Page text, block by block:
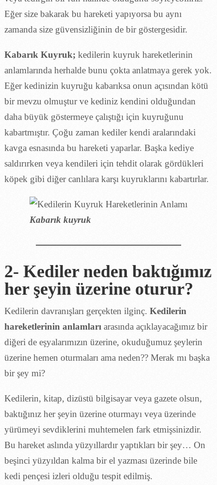
Eğer size bakarak bu hareketi yapıyorsa bu aynı
zamanda size güvensizliğinin de bir göstergesidir.
Kabarık Kuyruk; kedilerin kuyruk hareketlerinin
anlamlarında herhalde bunu çokta anlatmaya gerek yok.
Eğer kedinizin kuyruğu kabarıksa onun açısından kötü
bir mevzu olmuştur ve kediniz kendini olduğundan
daha büyük göstermeye çalıştığı için kuyruğunu
kabartmıştır. Çoğu zaman kediler kendi aralarındaki
kavga esnasında bu hareketi yaparlar. Başka kediye
saldırırken veya kendileri için tehdit olarak gördükleri
köpek gibi diğer canlılara karşı kuyruklarını kabartırlar.
Kabarık kuyruk
2- Kediler neden baktığımız
her şeyin üzerine oturur?
Kedilerin davranışları gerçekten ilginç. Kedilerin
hareketlerinin anlamları arasında açıklayacağımız bir
diğeri de eşyalarımızın üzerine, okuduğumuz şeylerin
üzerine hemen oturmaları ama neden?? Merak mı başka
bir şey mi?
Kedilerin, kitap, dizüstü bilgisayar veya gazete olsun,
baktığınız her şeyin üzerine oturmayı veya üzerinde
yürümeyi sevdiklerini muhtemelen fark etmişsinizdir.
Bu hareket aslında yüzyıllardır yaptıkları bir şey… On
beşinci yüzyıldan kalma bir el yazması üzerinde bile
kedi pençesi izleri olduğu tespit edilmiş.